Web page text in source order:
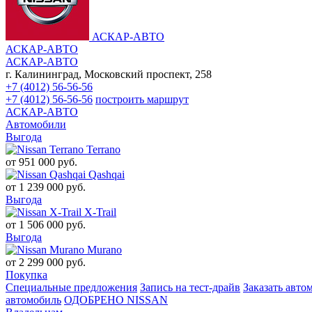
АСКАР-АВТО
АСКАР-АВТО
АСКАР-АВТО
г. Калининград, Московский проспект, 258
+7 (4012) 56-56-56
+7 (4012) 56-56-56 построить маршрут
АСКАР-АВТО
Автомобили
Выгода
Terrano
от 951 000 руб.
Qashqai
от 1 239 000 руб.
Выгода
X-Trail
от 1 506 000 руб.
Выгода
Murano
от 2 299 000 руб.
Покупка
Специальные предложения Запись на тест-драйв Заказать
автомобиль ОДОБРЕНО NISSAN